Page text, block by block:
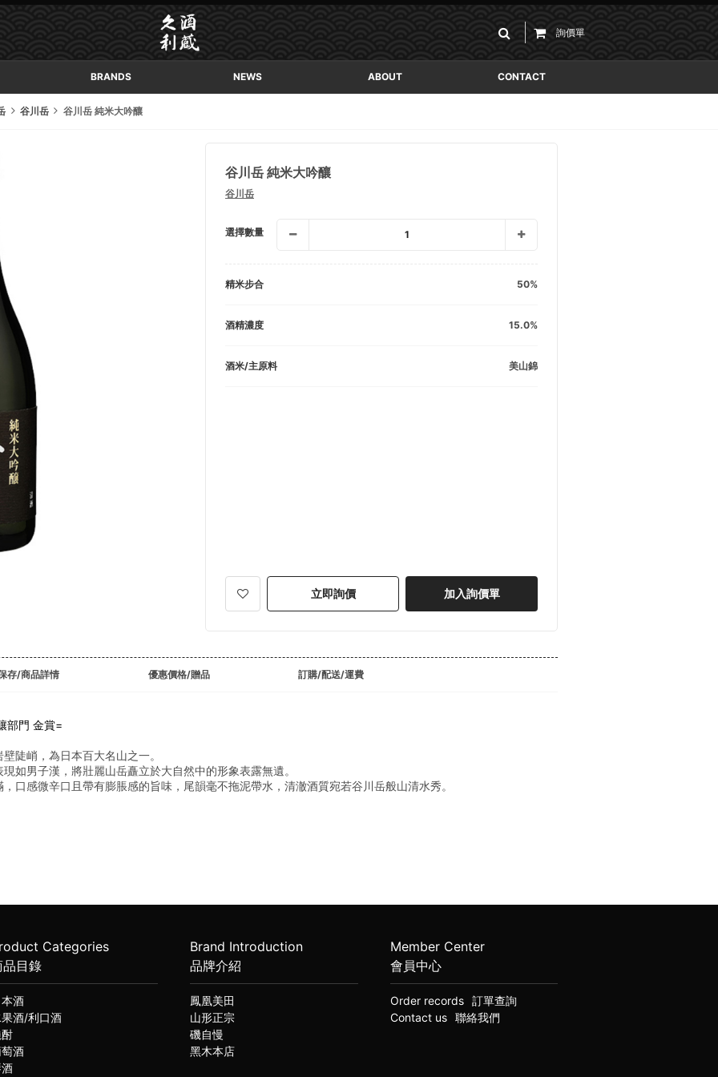
詢價單
BRANDS NEWS ABOUT CONTACT
谷川岳 谷川岳 純米大吟釀
谷川岳 純米大吟釀
谷川岳
選擇數量 1
精米步合 50
酒精濃度 15.0
酒米/主原料 美山錦
立即詢價 加入詢價單
存/商品詳情 優惠價格/贈品 訂購/配送/運費
部門 金賞=
陡峭，為日本百大名山之一。
如男子漢，將壯麗山岳矗立於大自然中的形象表露無遺。
口感微辛口且帶有膨脹感的旨味，尾韻毫不拖泥帶水，清澈酒質宛若谷川岳般山清水秀。
Categories
品目錄
酒
酒/利口酒
酒
Brand Introduction
品牌介紹
鳳凰美田
山形正宗
磯自慢
黑木本店
Member Center
會員中心
Order records
訂單查詢
Contact us
聯絡我們